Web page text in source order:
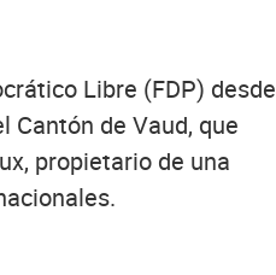
Libre (FDP) desde
Cantón de Vaud, que
propietario de una